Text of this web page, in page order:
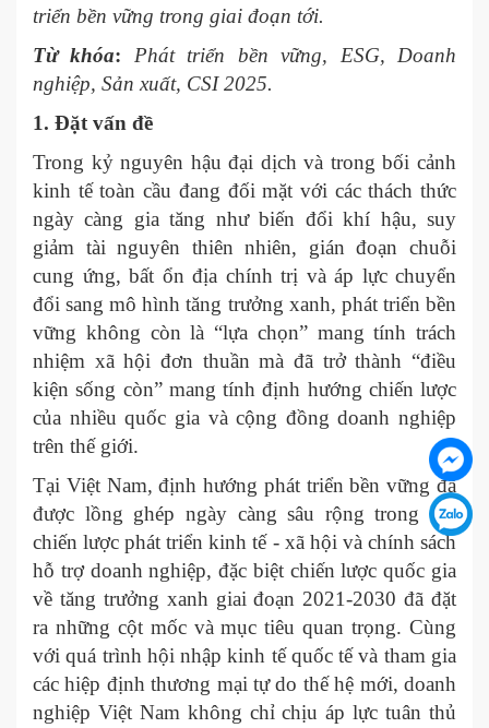
triển bền vững trong giai đoạn tới.
Từ khóa:
Phát triển bền vững, ESG, Doanh
nghiệp, Sản xuất, CSI 2025.
1. Đặt vấn đề
Trong kỷ nguyên hậu đại dịch và trong bối cảnh
kinh tế toàn cầu đang đối mặt với các thách thức
ngày càng gia tăng như biến đổi khí hậu, suy
giảm tài nguyên thiên nhiên, gián đoạn chuỗi
cung ứng, bất ổn địa chính trị và áp lực chuyển
đổi sang mô hình tăng trưởng xanh, phát triển bền
vững không còn là “lựa chọn” mang tính trách
nhiệm xã hội đơn thuần mà đã trở thành “điều
kiện sống còn” mang tính định hướng chiến lược
của nhiều quốc gia và cộng đồng doanh nghiệp
trên thế giới.
Tại Việt Nam, định hướng phát triển bền vững đã
được lồng ghép ngày càng sâu rộng trong các
chiến lược phát triển kinh tế - xã hội và chính sách
hỗ trợ doanh nghiệp, đặc biệt chiến lược quốc gia
về tăng trưởng xanh giai đoạn 2021-2030 đã đặt
ra những cột mốc và mục tiêu quan trọng. Cùng
với quá trình hội nhập kinh tế quốc tế và tham gia
các hiệp định thương mại tự do thế hệ mới, doanh
nghiệp Việt Nam không chỉ chịu áp lực tuân thủ